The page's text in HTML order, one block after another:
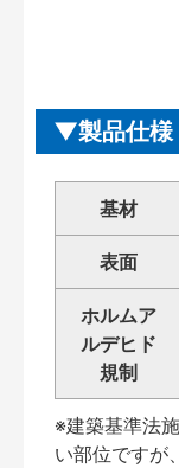
製品仕様
基材
表面
ホルムア
ルデヒド
規制
※建築基準法
い部位ですが